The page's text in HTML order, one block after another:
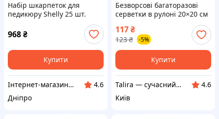
Набір шкарпеток для
педикюру Shelly 25 шт.
968₴
Купити
Інтернет-магазин "Klever"
4.6
Дніпро
Безворсові багаторазові
серветки в рулоні 20×20 см
• 50 листів для прибирання
кухні, ванної та скляних
поверхонь
117₴
123 ₴ -5%
Купити
Talira — сучасний онлайн-магазин. Відправка Новою Поштою по Україні.
4.6
Київ